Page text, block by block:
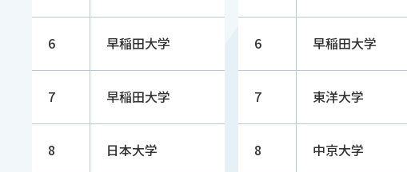
6 早稲田大学
7 早稲田大学
8 日本大学
6 早稲田大学
7 東洋大学
8 中京大学